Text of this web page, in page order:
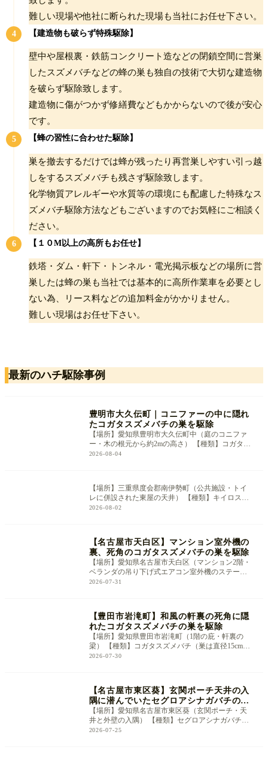
難しい現場や他社に断られた現場も当社にお任せ下さい。
【建造物も破らず特殊駆除】
壁中や屋根裏・鉄筋コンクリート造などの閉鎖空間に営巣
したスズメバチなどの蜂の巣も独自の技術で大切な建造物
を破らず駆除致します。
建造物に傷がつかず修繕費などもかからないので後が安心
です。
【蜂の習性に合わせた駆除】
巣を撤去するだけでは蜂が残ったり再営巣しやすい引っ越
しをするスズメバチも残さず駆除致します。
化学物質アレルギーや水質等の環境にも配慮した特殊なス
ズメバチ駆除方法などもございますのでお気軽にご相談く
ださい。
【１０M以上の高所もお任せ】
鉄塔・ダム・軒下・トンネル・電光掲示板などの場所に営
巣したは蜂の巣も当社では基本的に高所作業車を必要とし
ない為、リース料などの追加料金がかかりません。
難しい現場はお任せ下さい。
最新のハチ駆除事例
豊明市大久伝町｜コニファーの中に隠れ
たコガタスズメバチの巣を駆除
【場所】愛知県豊明市大久伝町中（庭のコニファ
ー・木の根元から約2mの高さ） 【種類】コガタス
ズメバチ（巣はハンドボールほどの
2026-08-04
【場所】三重県度会郡南伊勢町（公共施設・トイ
レに併設された東屋の天井） 【種類】キイロスズ
メバチ（引っ越し先で作り始めた
2026-08-02
【名古屋市天白区】マンション室外機の
裏、死角のコガタスズメバチの巣を駆除
【場所】愛知県名古屋市天白区（マンション2階・
ベランダの吊り下げ式エアコン室外機のステー裏
／地上から約3m） 【種類】コガタ
2026-07-31
【豊田市岩滝町】和風の軒裏の死角に隠
れたコガタスズメバチの巣を駆除
【場所】愛知県豊田市岩滝町（1階の庇・軒裏の
梁） 【種類】コガタスズメバチ（巣は直径15cmほ
ど） 【状況】 「最近よく蜂を見かけ
2026-07-30
【名古屋市東区葵】玄関ポーチ天井の入
隅に潜んでいたセグロアシナガバチの巣
を駆除
【場所】愛知県名古屋市東区葵（玄関ポーチ・天
井と外壁の入隅） 【種類】セグロアシナガバチ
【状況】 「いきなり大きな蜂の巣が
2026-07-25